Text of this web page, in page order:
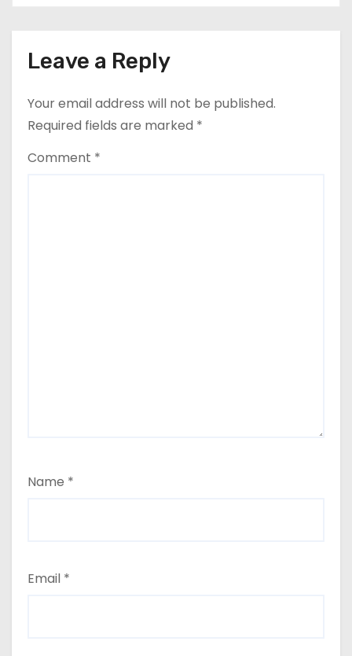
o
Leave a Reply
Your email address will not be published.
Required fields are marked *
Comment *
Name *
Email *